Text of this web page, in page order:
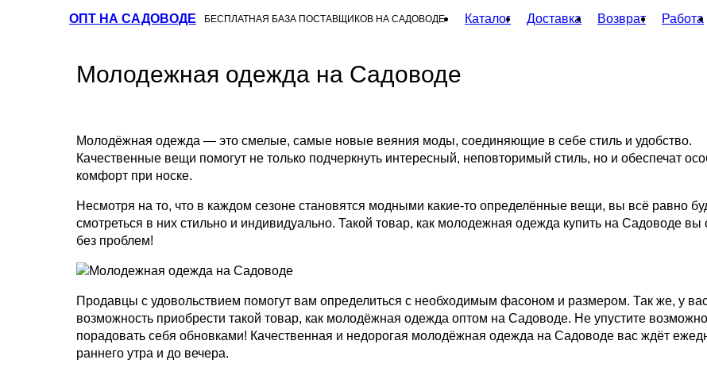
ОПТ НА САДОВОДЕ БЕСПЛАТНАЯ БАЗА ПОСТАВЩИКОВ НА САДОВОДЕ Каталог Доставка Возврат Работа
Молодежная одежда на Садоводе
Молодёжная одежда — это смелые, самые новые веяния моды, соединяющие в себе стиль и удобство.
Качественные вещи помогут не только подчеркнуть интересный, неповторимый стиль, но и обеспечат
комфорт при носке.
Несмотря на то, что в каждом сезоне становятся модными какие-то определённые вещи, вы всё равно
смотреться в них стильно и индивидуально. Такой товар, как молодежная одежда купить на Садоводе вы
без проблем!
Продавцы с удовольствием помогут вам определиться с необходимым фасоном и размером. Так же, у
возможность приобрести такой товар, как молодёжная одежда оптом на Садоводе. Не упустите
порадовать себя обновками! Качественная и недорогая молодёжная одежда на Садоводе вас ждёт
раннего утра и до вечера.